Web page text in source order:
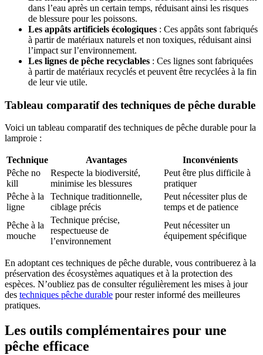
dans l’eau après un certain temps, réduisant ainsi les risques
de blessure pour les poissons.
Les appâts artificiels écologiques : Ces appâts sont fabriqués
à partir de matériaux naturels et non toxiques, réduisant ainsi
l’impact sur l’environnement.
Les lignes de pêche recyclables : Ces lignes sont fabriquées
à partir de matériaux recyclés et peuvent être recyclées à la fin
de leur vie utile.
Tableau comparatif des techniques de pêche durable
Voici un tableau comparatif des techniques de pêche durable pour la
lamproie :
Technique Avantages
Inconvénients
Pêche no
kill
Respecte la biodiversité,
minimise les blessures
Peut être plus difficile à
pratiquer
Pêche à la
ligne
Technique traditionnelle,
ciblage précis
Peut nécessiter plus de
temps et de patience
Pêche à la
mouche
Technique précise,
respectueuse de
l’environnement
Peut nécessiter un
équipement spécifique
En adoptant ces techniques de pêche durable, vous contribuerez à la
préservation des écosystèmes aquatiques et à la protection des
espèces. N’oubliez pas de consulter régulièrement les mises à jour
des techniques pêche durable pour rester informé des meilleures
pratiques.
Les outils complémentaires pour une
pêche efficace